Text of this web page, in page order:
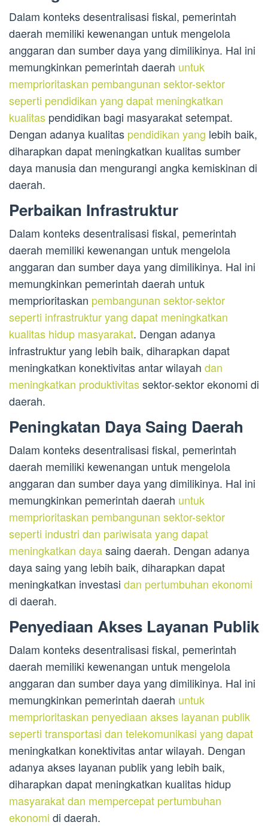
Dalam konteks desentralisasi fiskal, pemerintah
daerah memiliki kewenangan untuk mengelola
anggaran dan sumber daya yang dimilikinya. Hal ini
memungkinkan pemerintah daerah untuk
memprioritaskan pembangunan sektor-sektor
seperti pendidikan yang dapat meningkatkan
kualitas pendidikan bagi masyarakat setempat.
Dengan adanya kualitas pendidikan yang lebih baik,
diharapkan dapat meningkatkan kualitas sumber
daya manusia dan mengurangi angka kemiskinan di
daerah.
Perbaikan Infrastruktur
Dalam konteks desentralisasi fiskal, pemerintah
daerah memiliki kewenangan untuk mengelola
anggaran dan sumber daya yang dimilikinya. Hal ini
memungkinkan pemerintah daerah untuk
memprioritaskan pembangunan sektor-sektor
seperti infrastruktur yang dapat meningkatkan
kualitas hidup masyarakat. Dengan adanya
infrastruktur yang lebih baik, diharapkan dapat
meningkatkan konektivitas antar wilayah dan
meningkatkan produktivitassektor-sektor ekonomi di
daerah.
Peningkatan Daya Saing Daerah
Dalam konteks desentralisasi fiskal, pemerintah
daerah memiliki kewenangan untuk mengelola
anggaran dan sumber daya yang dimilikinya. Hal ini
memungkinkan pemerintah daerah untuk
memprioritaskan pembangunan sektor-sektor
seperti industri dan pariwisata yang dapat
meningkatkan dayasaing daerah. Dengan adanya
daya saing yang lebih baik, diharapkan dapat
meningkatkan investasi dan pertumbuhan ekonomi
di daerah.
Penyediaan Akses Layanan Publik
Dalam konteks desentralisasi fiskal, pemerintah
daerah memiliki kewenangan untuk mengelola
anggaran dan sumber daya yang dimilikinya. Hal ini
memungkinkan pemerintah daerah untuk
memprioritaskan penyediaan akses layanan publik
seperti transportasi dan telekomunikasi yang dapat
meningkatkan konektivitas antar wilayah. Dengan
adanya akses layanan publik yang lebih baik,
diharapkan dapat meningkatkan kualitas hidup
masyarakat dan mempercepat pertumbuhan
ekonomi di daerah.